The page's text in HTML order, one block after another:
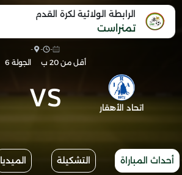
الرابطة الولائية لكرة القدم
تمنراست
-
-
-
أقل من 20 ب
الجولة 6
اتحاد الأهقار VS
أحداث المباراة التشكيلة الميديا